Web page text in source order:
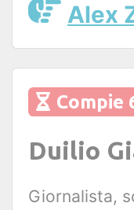
Alex
Compie
Duilio
Giornalista,